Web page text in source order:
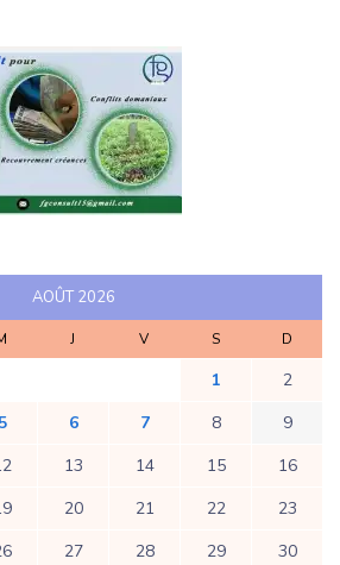
AOÛT 2026
J V S D
1
2
5 6 7 8
9
13 14 15
16
20 21 22
23
27 28 29
30